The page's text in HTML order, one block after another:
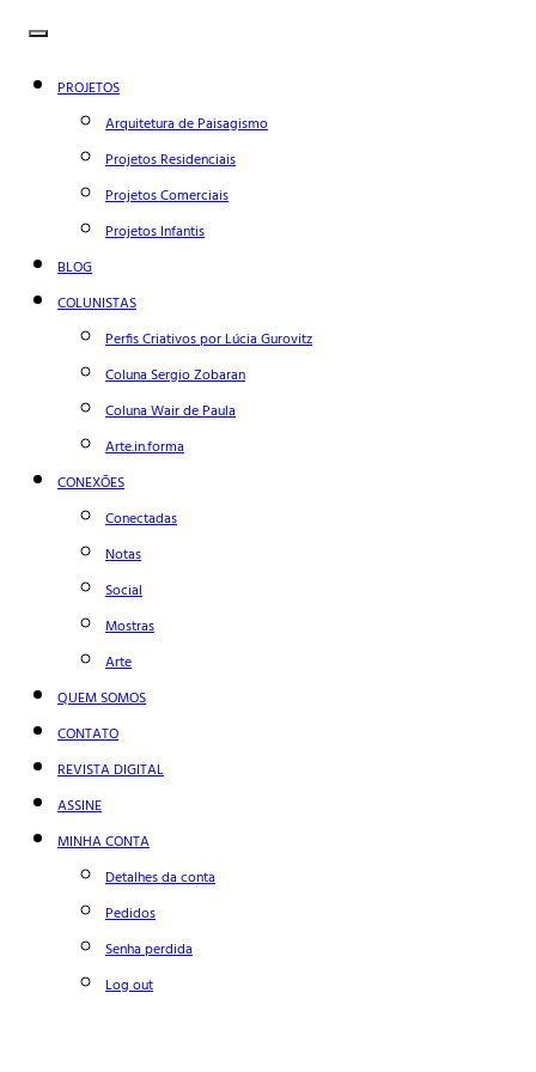
PROJETOS
Arquitetura de Paisagismo
Projetos Residenciais
Projetos Comerciais
Projetos Infantis
BLOG
COLUNISTAS
Perfis Criativos por Lúcia Gurovitz
Coluna Sergio Zobaran
Coluna Wair de Paula
Arte.in.forma
CONEXÕES
Conectadas
Notas
Social
Mostras
Arte
QUEM SOMOS
CONTATO
REVISTA DIGITAL
ASSINE
MINHA CONTA
Detalhes da conta
Pedidos
Senha perdida
Log out